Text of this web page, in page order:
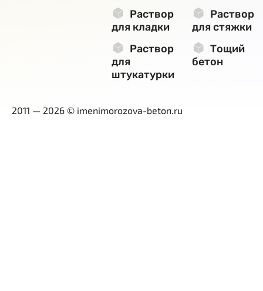
Раствор
для кладки
Раствор
для стяжки
Раствор
для
штукатурки
Тощий
бетон
2011 — 2026 © imenimorozova-beton.ru